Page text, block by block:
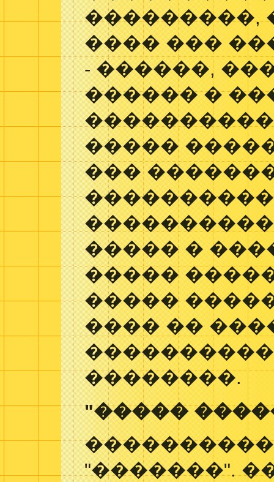
���������,
���� ���
- ������,
������ �
�����
���
����� �
�����
�����
���� ��
��������.
"�����
"�������".